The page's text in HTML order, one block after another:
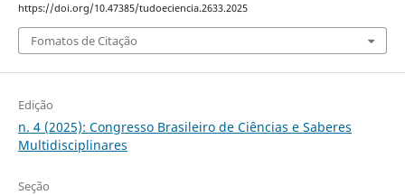
https://doi.org/10.47385/tudoeciencia.2633.2025
Fomatos de Citação
Edição
n. 4 (2025): Congresso Brasileiro de Ciências e Saberes
Multidisciplinares
Seção